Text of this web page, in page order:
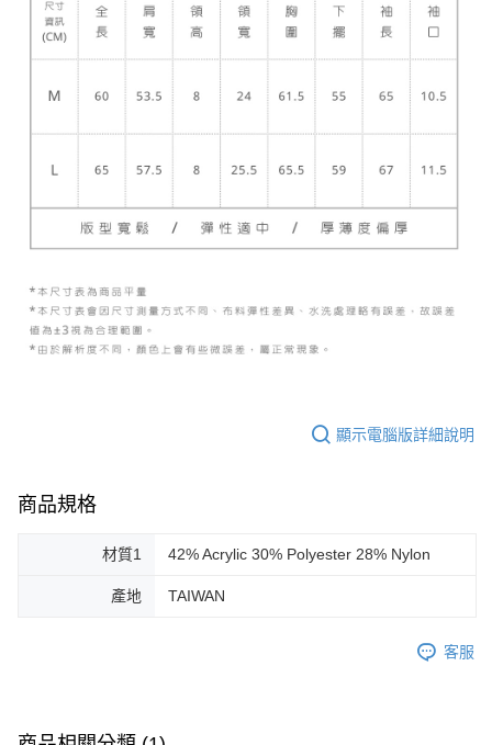
顯示電腦版詳細說明
商品規格
材質1 42% Acrylic 30% Polyester 28% Nylon
產地 TAIWAN
客服